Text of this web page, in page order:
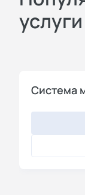
услуги
Система